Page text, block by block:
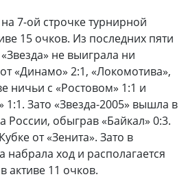
7-ой строчке турнирной
15 очков. Из последних пяти
не выиграла ни
«Динамо» 2:1, «Локомотива»,
ничьи с «Ростовом» 1:1 и
Зато «Звезда-2005» вышла в
России, обыграв «Байкал» 0:3.
от «Зенита». Зато в
ход и располагается
активе 11 очков.